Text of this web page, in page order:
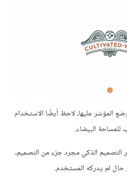
المؤشر عليها، لاحظ أيضًا الاستخدام
للمساحة البيضاء.
التصميم الذكي مجرد جزء من التصميم،
حال لم يدركه المستخدم.